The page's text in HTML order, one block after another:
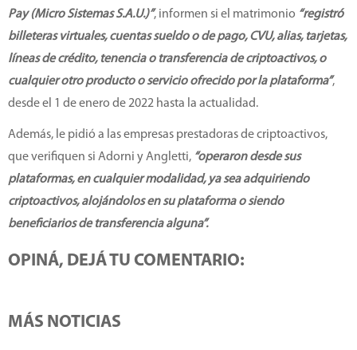
Pay (Micro Sistemas S.A.U.)”, informen si el matrimonio “registró
billeteras virtuales, cuentas sueldo o de pago, CVU, alias, tarjetas,
líneas de crédito, tenencia o transferencia de criptoactivos, o
cualquier otro producto o servicio ofrecido por la plataforma”,
desde el 1 de enero de 2022 hasta la actualidad.
Además, le pidió a las empresas prestadoras de criptoactivos,
que verifiquen si Adorni y Angletti, “operaron desde sus
plataformas, en cualquier modalidad, ya sea adquiriendo
criptoactivos, alojándolos en su plataforma o siendo
beneficiarios de transferencia alguna”.
OPINÁ, DEJÁ TU COMENTARIO:
MÁS NOTICIAS